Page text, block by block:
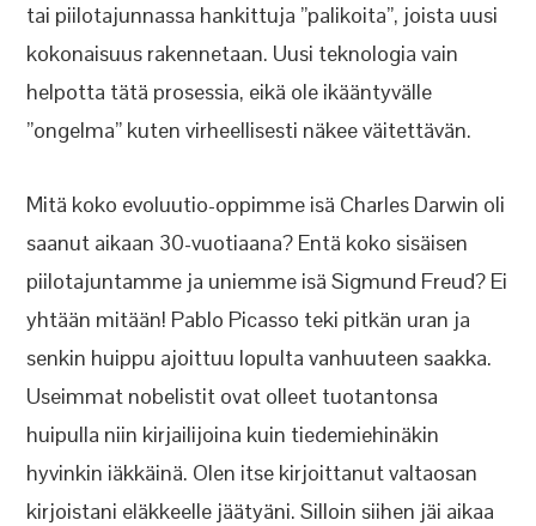
tai piilotajunnassa hankittuja ”palikoita”, joista uusi
kokonaisuus rakennetaan. Uusi teknologia vain
helpotta tätä prosessia, eikä ole ikääntyvälle
”ongelma” kuten virheellisesti näkee väitettävän.
Mitä koko evoluutio-oppimme isä Charles Darwin oli
saanut aikaan 30-vuotiaana? Entä koko sisäisen
piilotajuntamme ja uniemme isä Sigmund Freud? Ei
yhtään mitään! Pablo Picasso teki pitkän uran ja
senkin huippu ajoittuu lopulta vanhuuteen saakka.
Useimmat nobelistit ovat olleet tuotantonsa
huipulla niin kirjailijoina kuin tiedemiehinäkin
hyvinkin iäkkäinä. Olen itse kirjoittanut valtaosan
kirjoistani eläkkeelle jäätyäni. Silloin siihen jäi aikaa